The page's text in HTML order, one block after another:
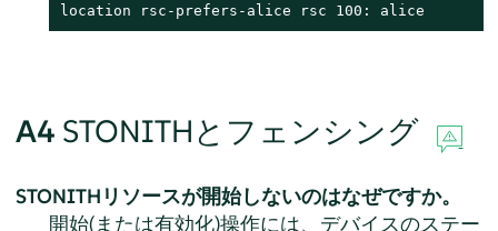
location rsc-prefers-alice rsc 100: alice
A4 STONITHとフェンシング
STONITHリソースが開始しないのはなぜですか。
開始(または有効化)操作には、デバイスのステー